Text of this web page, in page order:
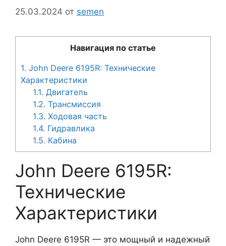
25.03.2024 от semen
Навигация по статье
1. John Deere 6195R: Технические
Характеристики
1.1. Двигатель
1.2. Трансмиссия
1.3. Ходовая часть
1.4. Гидравлика
1.5. Кабина
John Deere 6195R:
Технические
Характеристики
John Deere 6195R — это мощный и надежный